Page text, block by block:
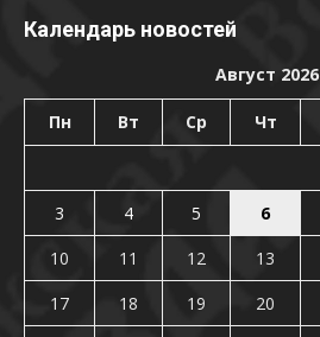
Календарь новостей
Август 2026
Пн Вт Ср Чт
3
4 5 6
10
11 12 13
17
18 19 20